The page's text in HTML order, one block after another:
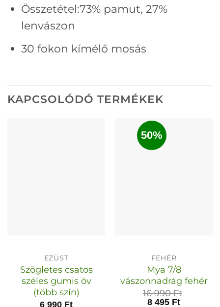
Összetétel:73% pamut, 27%
lenvászon
30 fokon kímélő mosás
KAPCSOLÓDÓ TERMÉKEK
EZÜST
Szögletes csatos
széles gumis öv
(több szín)
6 990 Ft
50%
FEHÉR
Mya 7/8
vászonnadrág fehér
16 990Ft
8 495 Ft